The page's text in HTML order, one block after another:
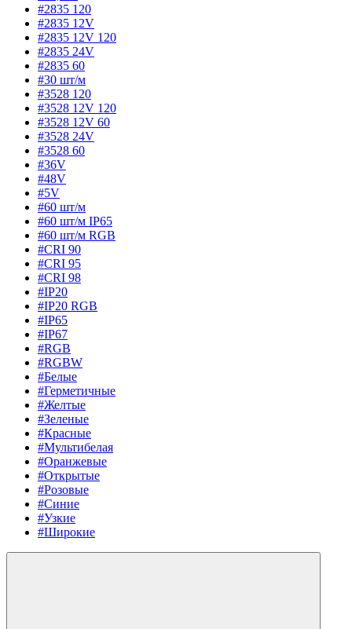
#2835 120
#2835 12V
#2835 12V 120
#2835 24V
#2835 60
#30 шт/м
#3528 120
#3528 12V 120
#3528 12V 60
#3528 24V
#3528 60
#36V
#48V
#5V
#60 шт/м
#60 шт/м IP65
#60 шт/м RGB
#CRI 90
#CRI 95
#CRI 98
#IP20
#IP20 RGB
#IP65
#IP67
#RGB
#RGBW
#Белые
#Герметичные
#Желтые
#Зеленые
#Красные
#Мультибелая
#Оранжевые
#Открытые
#Розовые
#Синие
#Узкие
#Широкие